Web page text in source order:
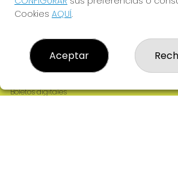
LOTERÍA MARTÍN MESA
Resultados
Contacto
Empresas
Boletos digitales
Cookies AQUÍ.
Aceptar